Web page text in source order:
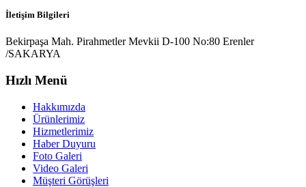
İletişim Bilgileri
Bekirpaşa Mah. Pirahmetler Mevkii D-100 No:80 Erenler
/SAKARYA
Hızlı Menü
Hakkımızda
Ürünlerimiz
Hizmetlerimiz
Haber Duyuru
Foto Galeri
Video Galeri
Müşteri Görüşleri